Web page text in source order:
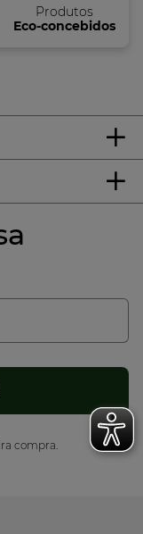
Produtos
Eco-concebidos
compra.